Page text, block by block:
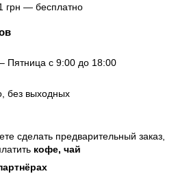
грн — бесплатно
Пятница с 9:00 до 18:00
без выходных
сделать предварительный заказ,
кофе, чай